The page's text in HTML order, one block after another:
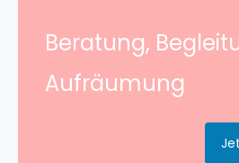
Beratung,
Aufräumung